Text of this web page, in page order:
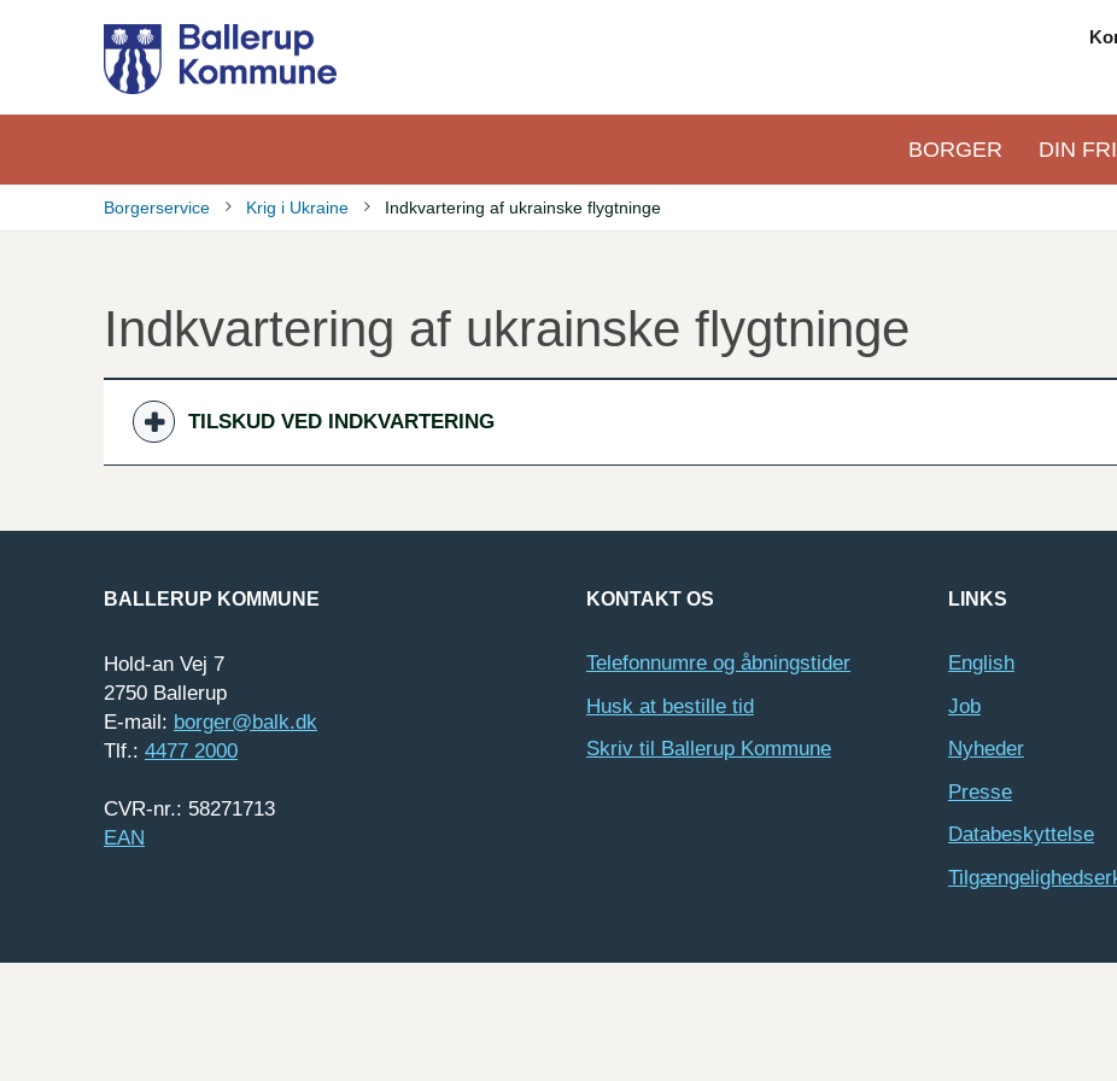
hovedindhold
Primær
BORGER DIN
Borgerservice Krig i Ukraine Indkvartering af ukrainske flygtninge
Indkvartering af ukrainske flygtninge
TILSKUD VED INDKVARTERING
BALLERUP KOMMUNE
Hold-an Vej 7
2750 Ballerup
E-mail: borger@balk.dk
Tlf.: 4477 2000
CVR-nr.: 58271713
EAN
KONTAKT OS
Telefonnumre og åbningstider
Husk at bestille tid
Skriv til Ballerup Kommune
LINKS
English
Job
Nyheder
Presse
Databeskyttelse